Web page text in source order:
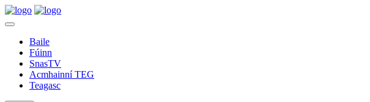
Baile
Fúinn
SnasTV
Acmhainní TEG
Teagasc